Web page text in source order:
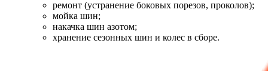
ремонт (устранение боковых порезов, проколов);
мойка шин;
накачка шин азотом;
хранение сезонных шин и колес в сборе.